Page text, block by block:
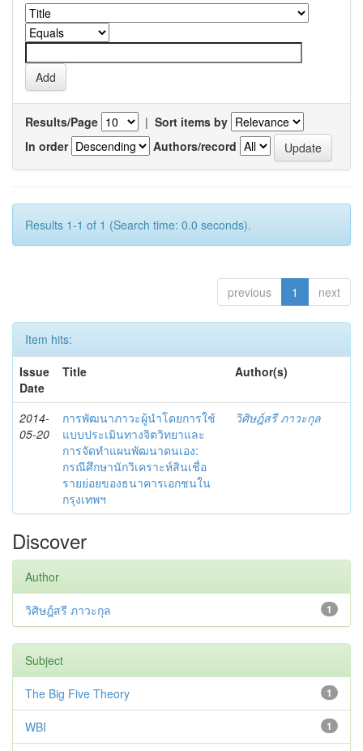
Results/Page | Sort items by
In order
Authors/record
Results 1-1 of 1 (Search time: 0.0 seconds).
previous 1 next
Item hits:
Issue
Date
Title Author(s)
2014-
05-20
การพัฒนาภาวะผู้นำโดยการใช้
แบบประเมินทางจิตวิทยาและ
การจัดทำแผนพัฒนาตนเอง:
กรณีศึกษานักวิเคราะห์สินเชื่อ
รายย่อยของธนาคารเอกชนใน
กรุงเทพฯ
วิศิษฎ์สรี ภาวะกุล
Discover
Author
1
วิศิษฎ์สรี ภาวะกุล
Subject
1
The Big Five Theory
1
WBI